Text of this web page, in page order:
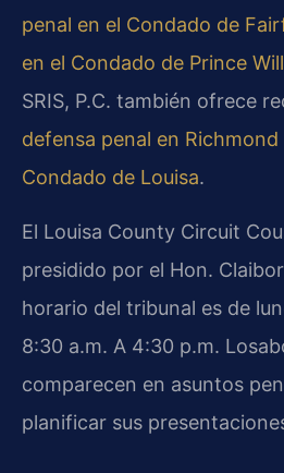
penal en el Condado de
en el Condado de Prince
SRIS, P.C. también ofrece
defensa penal en Richmond
Condado de Louisa.
El Louisa County Circuit
presidido por el Hon.
horario del tribunal es de
8:30 a.m. A 4:30 p.m.
comparecen en asuntos
planificar sus